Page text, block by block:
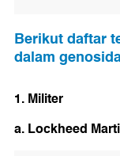
Berikut daftar
dalam
1. Militer
a. Lockheed